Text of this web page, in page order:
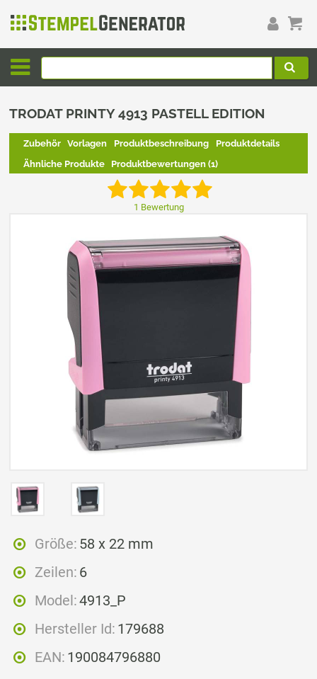
TRODAT PRINTY 4913 PASTELL EDITION
Zubehör Vorlagen Produktbeschreibung
Produktdetails
Ähnliche Produkte
Produktbewertungen (1)
1 Bewertung
Größe: 58 x 22 mm
Zeilen: 6
Model:4913_P
Hersteller Id: 179688
EAN: 190084796880